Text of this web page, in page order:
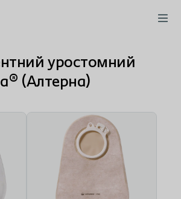
уростомний
(Алтерна)